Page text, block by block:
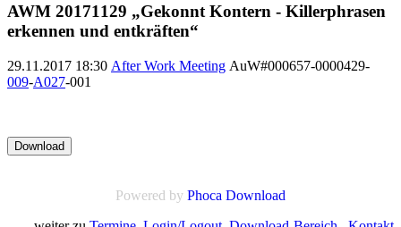
AWM 20171129 „Gekonnt Kontern - Killerphrasen
erkennen und entkräften“
29.11.2017 18:30 After Work Meeting AuW#000657-0000429-
009-A027-001
Powered by Phoca Download